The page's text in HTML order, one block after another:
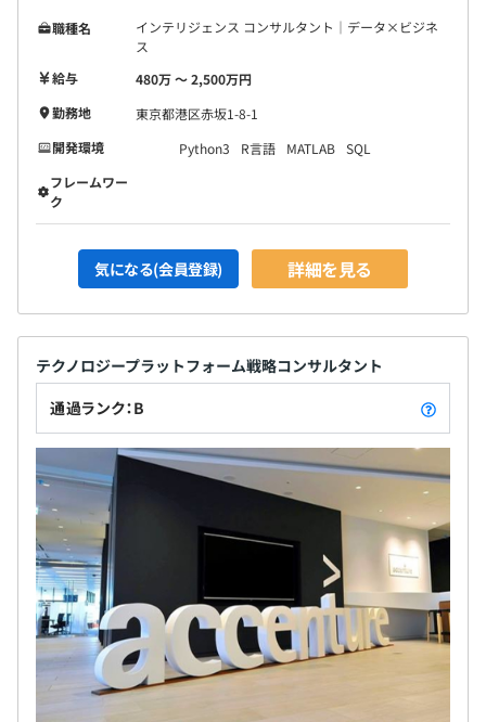
職種名
インテリジェンス コンサルタント｜データ×ビジネ
ス
給与
480万 〜 2,500万円
勤務地
東京都港区赤坂1-8-1
開発環境
Python3 R言語 MATLAB SQL
フレームワー
ク
気になる(会員登録) 詳細を見る
テクノロジープラットフォーム戦略コンサルタント
通過ランク：B